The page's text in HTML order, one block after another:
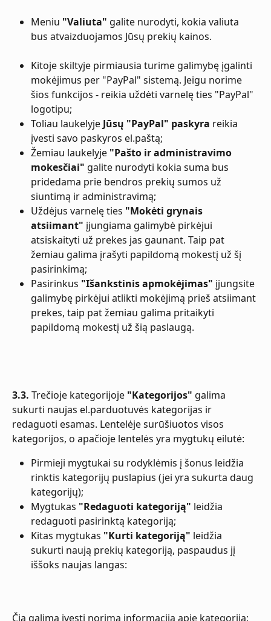
Meniu "Valiuta" galite nurodyti, kokia valiuta
bus atvaizduojamos Jūsų prekių kainos.
Kitoje skiltyje pirmiausia turime galimybę įgalinti
mokėjimus per "PayPal" sistemą. Jeigu norime
šios funkcijos - reikia uždėti varnelę ties "PayPal"
logotipu;
Toliau laukelyje Jūsų "PayPal" paskyra reikia
įvesti savo paskyros el.paštą;
Žemiau laukelyje "Pašto ir administravimo
mokesčiai" galite nurodyti kokia suma bus
pridedama prie bendros prekių sumos už
siuntimą ir administravimą;
Uždėjus varnelę ties "Mokėti grynais
atsiimant" įjungiama galimybė pirkėjui
atsiskaityti už prekes jas gaunant. Taip pat
žemiau galima įrašyti papildomą mokestį už šį
pasirinkimą;
Pasirinkus "Išankstinis apmokėjimas" įjungsite
galimybę pirkėjui atlikti mokėjimą prieš atsiimant
prekes, taip pat žemiau galima pritaikyti
papildomą mokestį už šią paslaugą.
3.3. Trečioje kategorijoje "Kategorijos" galima
sukurti naujas el.parduotuvės kategorijas ir
redaguoti esamas. Lentelėje surūšiuotos visos
kategorijos, o apačioje lentelės yra mygtukų eilutė:
Pirmieji mygtukai su rodyklėmis į šonus leidžia
rinktis kategorijų puslapius (jei yra sukurta daug
kategorijų);
Mygtukas "Redaguoti kategoriją" leidžia
redaguoti pasirinktą kategoriją;
Kitas mygtukas "Kurti kategoriją" leidžia
sukurti naują prekių kategoriją, paspaudus jį
iššoks naujas langas:
Čia galima įvesti norimą informaciją apie kategoriją: